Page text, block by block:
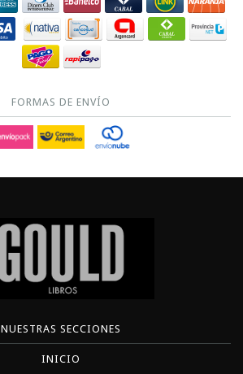
FORMAS DE ENVÍO
NUESTRAS SECCIONES
INICIO